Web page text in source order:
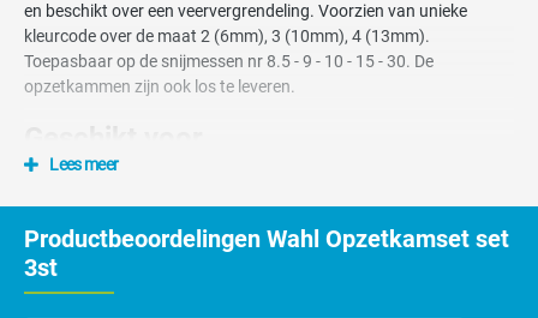
en beschikt over een veervergrendeling. Voorzien van unieke
kleurcode over de maat 2 (6mm), 3 (10mm), 4 (13mm).
Toepasbaar op de snijmessen nr 8.5 - 9 - 10 - 15 - 30. De
opzetkammen zijn ook los te leveren.
Wahl KM 10
Moser Max 50
Lees meer
Productbeoordelingen Wahl Opzetkamset set
3st